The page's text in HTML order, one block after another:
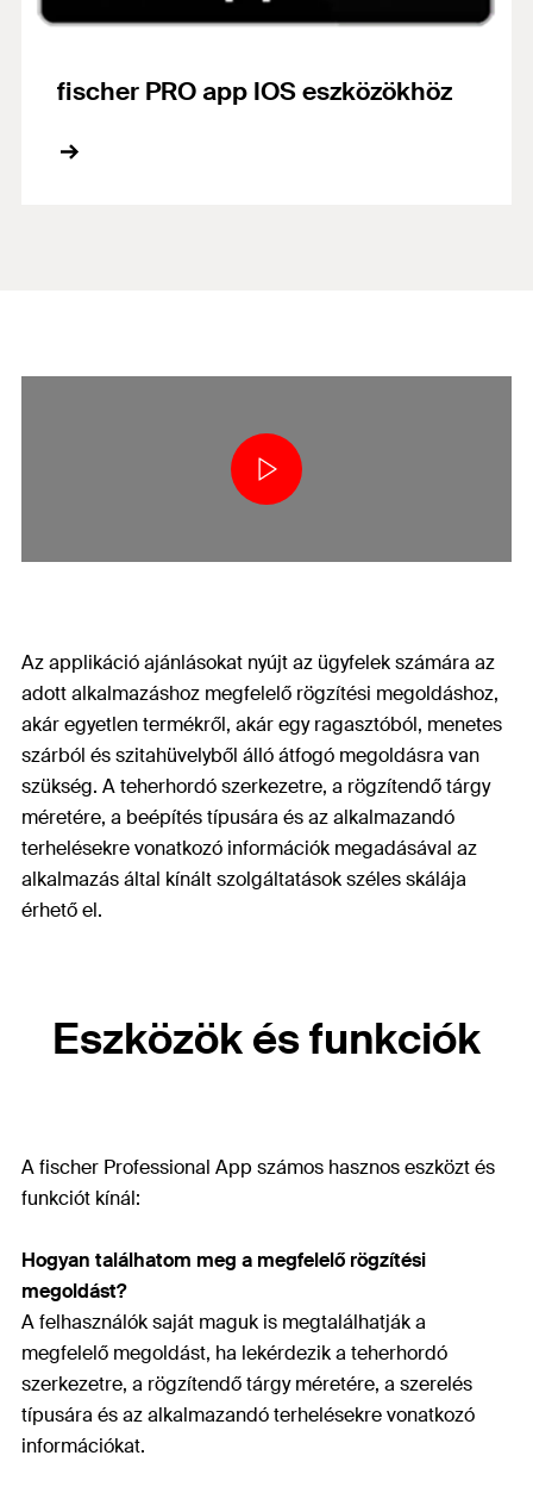
fischer PRO app IOS eszközökhöz
Az applikáció ajánlásokat nyújt az ügyfelek számára az
adott alkalmazáshoz megfelelő rögzítési megoldáshoz,
akár egyetlen termékről, akár egy ragasztóból, menetes
szárból és szitahüvelyből álló átfogó megoldásra van
szükség. A teherhordó szerkezetre, a rögzítendő tárgy
méretére, a beépítés típusára és az alkalmazandó
terhelésekre vonatkozó információk megadásával az
alkalmazás által kínált szolgáltatások széles skálája
érhető el.
Eszközök és funkciók
A fischer Professional App számos hasznos eszközt és
funkciót kínál:
Hogyan találhatom meg a megfelelő rögzítési
megoldást?
A felhasználók saját maguk is megtalálhatják a
megfelelő megoldást, ha lekérdezik a teherhordó
szerkezetre, a rögzítendő tárgy méretére, a szerelés
típusára és az alkalmazandó terhelésekre vonatkozó
információkat.